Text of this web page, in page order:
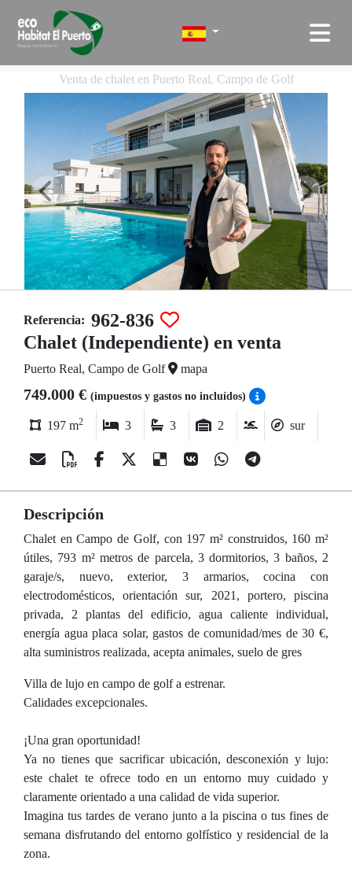
Venta de chalet en Puerto Real, Campo de Golf
Referencia: 962-836
Chalet (Independiente) en venta
Puerto Real, Campo de Golf mapa
749.000 € (impuestos y gastos no incluídos)
197 m2 3 3 2 sur
Descripción
Chalet en Campo de Golf, con 197 m² construidos, 160 m²
útiles, 793 m² metros de parcela, 3 dormitorios, 3 baños, 2
garaje/s, nuevo, exterior, 3 armarios, cocina con
electrodomésticos, orientación sur, 2021, portero, piscina
privada, 2 plantas del edificio, agua caliente individual,
energía agua placa solar, gastos de comunidad/mes de 30 €,
alta suministros realizada, acepta animales, suelo de gres
Villa de lujo en campo de golf a estrenar.
Calidades excepcionales.
¡Una gran oportunidad!
Ya no tienes que sacrificar ubicación, desconexión y lujo:
este chalet te ofrece todo en un entorno muy cuidado y
claramente orientado a una calidad de vida superior.
Imagina tus tardes de verano junto a la piscina o tus fines de
semana disfrutando del entorno golfístico y residencial de la
zona.